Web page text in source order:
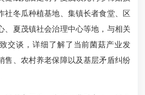
社冬瓜种植基地、集镇长者食堂、区
、夏茂镇社会治理中心等地，与相关
交谈，详细了解了当前菌菇产业发
售、农村养老保障以及基层矛盾纠纷